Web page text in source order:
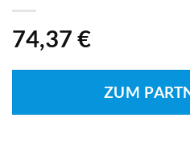
74,37 €
ZUM